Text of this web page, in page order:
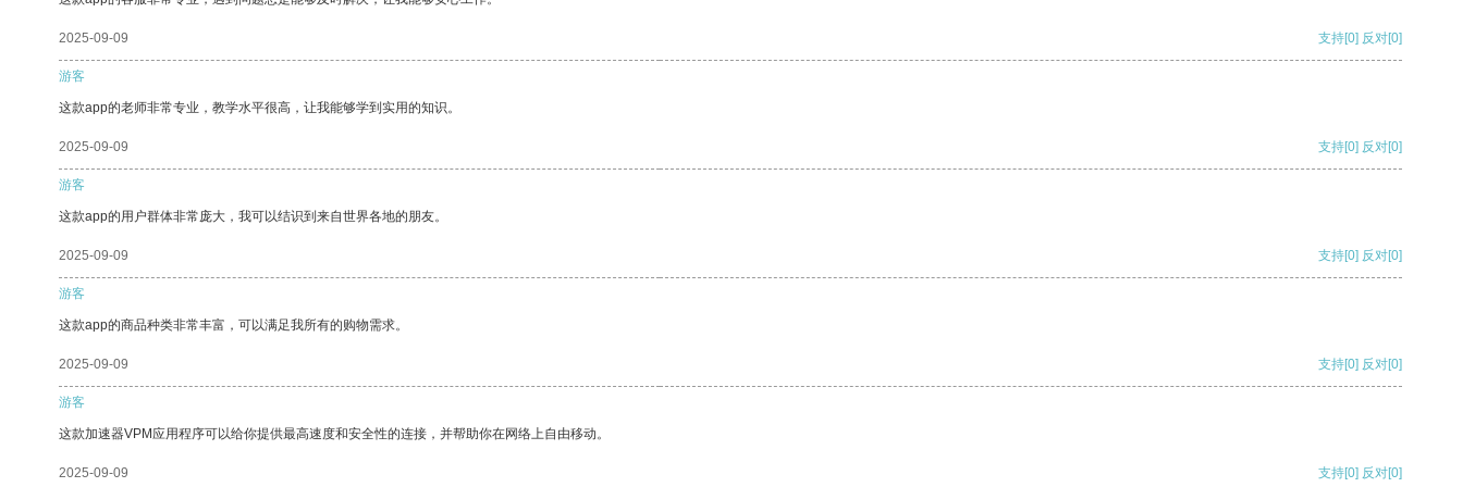
2025-09-09 支持[0] 反对[0]
游客
这款app的老师非常专业，教学水平很高，让我能够学到实用的知识。
2025-09-09 支持[0] 反对[0]
游客
这款app的用户群体非常庞大，我可以结识到来自世界各地的朋友。
2025-09-09 支持[0] 反对[0]
游客
这款app的商品种类非常丰富，可以满足我所有的购物需求。
2025-09-09 支持[0] 反对[0]
游客
这款加速器VPM应用程序可以给你提供最高速度和安全性的连接，并帮助你在网络上自由移动。
2025-09-09 支持[0] 反对[0]